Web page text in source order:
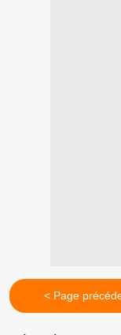
< Page